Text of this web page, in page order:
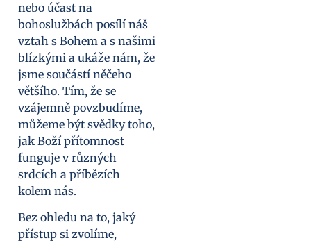
nebo účast na
bohoslužbách posílí náš
vztah s Bohem a s našimi
blízkými a ukáže nám, že
jsme součástí něčeho
většího. Tím, že se
vzájemně povzbudíme,
můžeme být svědky toho,
jak Boží přítomnost
funguje v různých
srdcích a příbězích
kolem nás.
Bez ohledu na to, jaký
přístup si zvolíme,